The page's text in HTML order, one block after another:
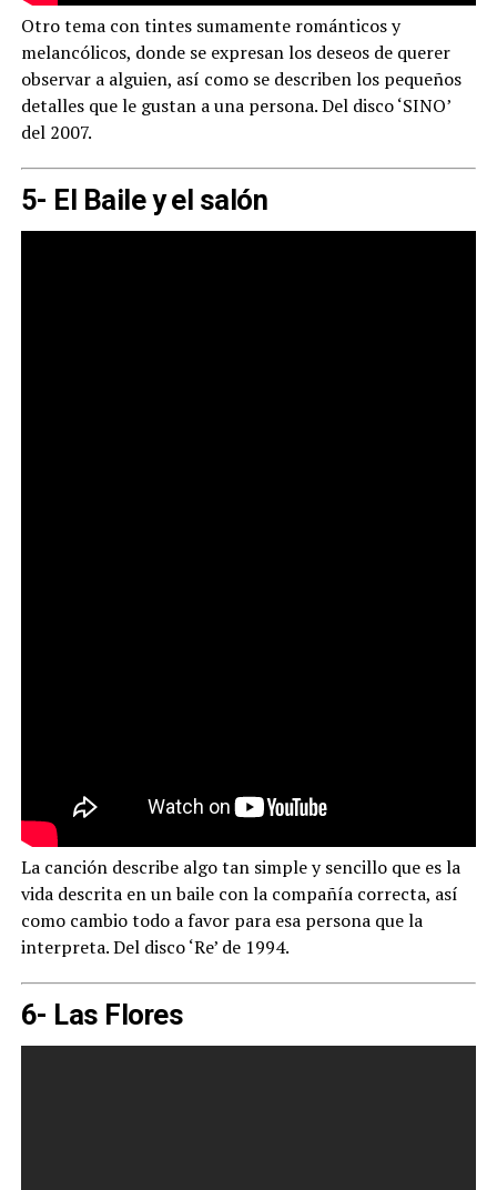
Otro tema con tintes sumamente románticos y
melancólicos, donde se expresan los deseos de querer
observar a alguien, así como se describen los pequeños
detalles que le gustan a una persona. Del disco ‘SINO’
del 2007.
5- El Baile y el salón
La canción describe algo tan simple y sencillo que es la
vida descrita en un baile con la compañía correcta, así
como cambio todo a favor para esa persona que la
interpreta. Del disco ‘Re’ de 1994.
6- Las Flores